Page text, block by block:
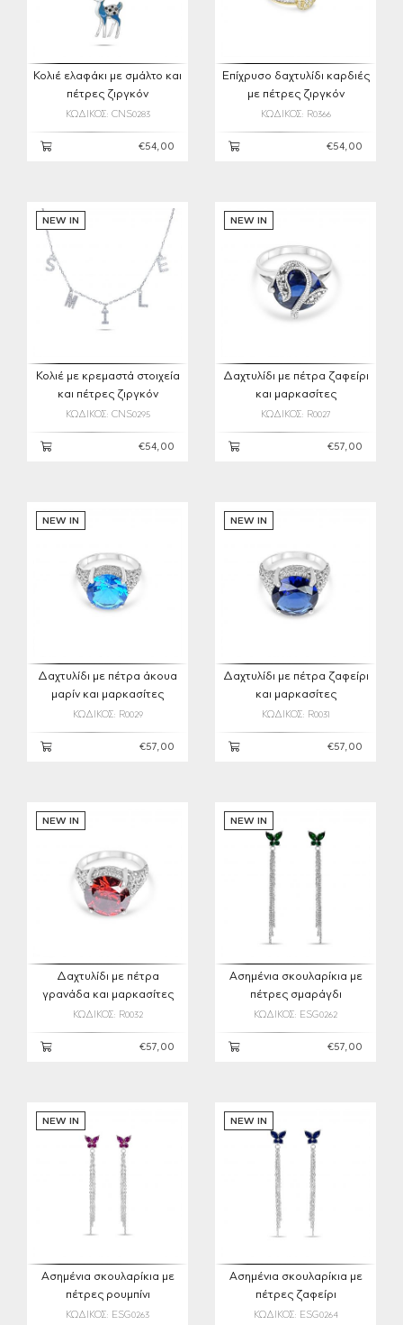
Κολιέ ελαφάκι με σμάλτο και
πέτρες ζιργκόν
ΚΩΔΙΚΟΣ: CNS0283
€54,00
Επίχρυσο δαχτυλίδι καρδιές
με πέτρες ζιργκόν
ΚΩΔΙΚΟΣ: R0366
€54,00
NEW IN
Κολιέ με κρεμαστά στοιχεία
και πέτρες ζιργκόν
ΚΩΔΙΚΟΣ: CNS0295
€54,00
NEW IN
Δαχτυλίδι με πέτρα ζαφείρι
και μαρκασίτες
ΚΩΔΙΚΟΣ: R0027
€57,00
NEW IN
Δαχτυλίδι με πέτρα άκουα
μαρίν και μαρκασίτες
ΚΩΔΙΚΟΣ: R0029
€57,00
NEW IN
Δαχτυλίδι με πέτρα ζαφείρι
και μαρκασίτες
ΚΩΔΙΚΟΣ: R0031
€57,00
NEW IN
Δαχτυλίδι με πέτρα
γρανάδα και μαρκασίτες
ΚΩΔΙΚΟΣ: R0032
€57,00
NEW IN
Ασημένια σκουλαρίκια με
πέτρες σμαράγδι
ΚΩΔΙΚΟΣ: ESG0262
€57,00
NEW IN
Ασημένια σκουλαρίκια με
πέτρες ρουμπίνι
ΚΩΔΙΚΟΣ: ESG0263
NEW IN
Ασημένια σκουλαρίκια με
πέτρες ζαφείρι
ΚΩΔΙΚΟΣ: ESG0264